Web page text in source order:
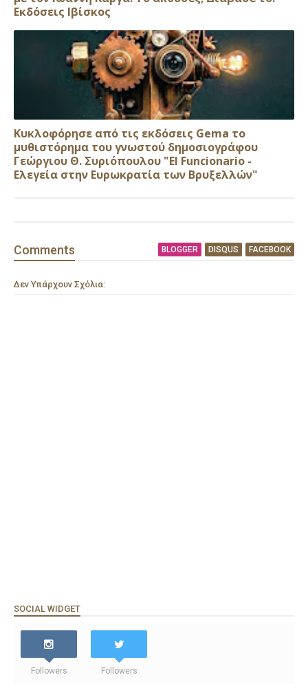
Εκδόσεις Ιβίσκος
Κυκλοφόρησε από τις εκδόσεις Gema το
μυθιστόρημα του γνωστού δημοσιογράφου
Γεώργιου Θ. Συριόπουλου "El Funcionario -
Ελεγεία στην Ευρωκρατία των Βρυξελλών"
Comments BLOGGER DISQUS FACEBOOK
Δεν Υπάρχουν Σχόλια:
SOCIAL WIDGET
Followers Followers